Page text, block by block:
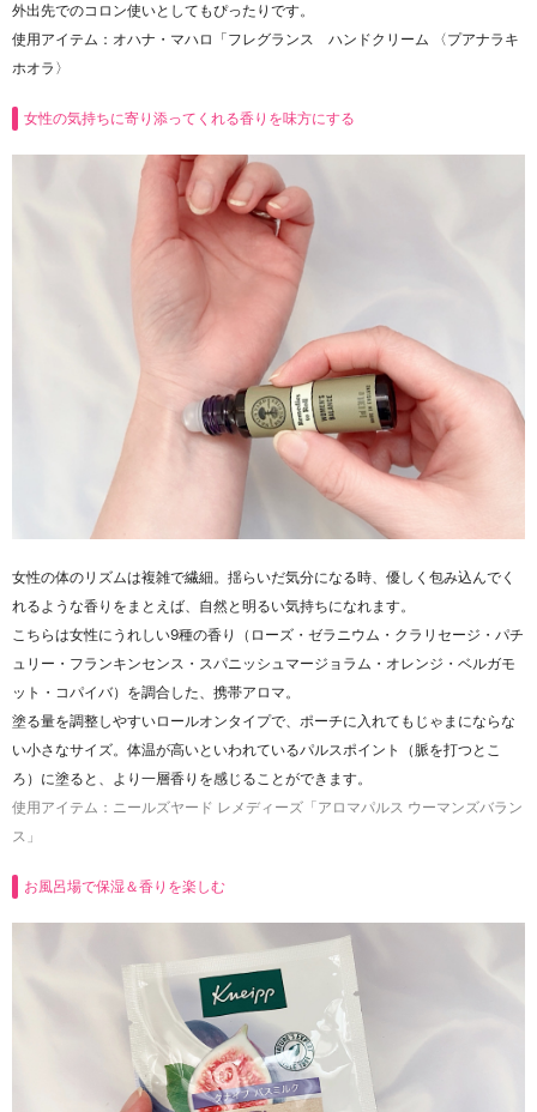
外出先でのコロン使いとしてもぴったりです。
使用アイテム：オハナ・マハロ「フレグランス ハンドクリーム
〈プアナラキ
ホオラ〉
女性の気持ちに寄り添ってくれる香りを味方にする
女性の体のリズムは複雑で繊細。揺らいだ気分になる時、優しく包み込んでく
れるような香りをまとえば、自然と明るい気持ちになれます。
こちらは女性にうれしい9種の香り（ローズ・ゼラニウム・クラリセージ・パチ
ュリー・フランキンセンス・スパニッシュマージョラム・オレンジ・ベルガモ
ット・コパイバ）を調合した、携帯アロマ。
塗る量を調整しやすいロールオンタイプで、ポーチに入れてもじゃまにならな
い小さなサイズ。体温が高いといわれているパルスポイント（脈を打つとこ
ろ）に塗ると、より一層香りを感じることができます。
使用アイテム：ニールズヤード レメディーズ「アロマパルス ウーマンズバラン
ス」
お風呂場で保湿＆香りを楽しむ